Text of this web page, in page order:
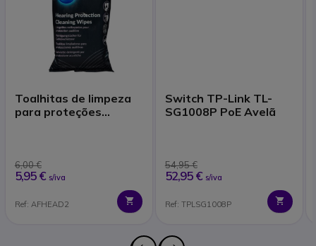
Toalhitas de limpeza
para proteções
6,00 €
5,95 € s/iva
Ref: AFHEAD2
Switch TP-Link TL-
SG1008P PoE Avelã
54,95 €
52,95 € s/iva
Ref: TPLSG1008P